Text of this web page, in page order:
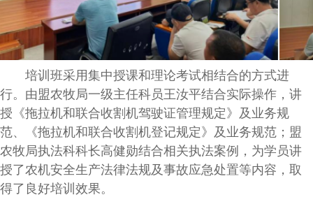
培训班采用集中授课和理论考试相结合的方式进
行。由盟农牧局一级主任科员王汝平结合实际操作，讲
授《拖拉机和联合收割机驾驶证管理规定》及业务规
范、《拖拉机和联合收割机登记规定》及业务规范；盟
农牧局执法科科长高健勋结合相关执法案例，为学员讲
授了农机安全生产法律法规及事故应急处置等内容，取
得了良好培训效果。